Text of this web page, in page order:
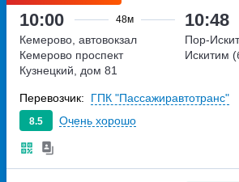
10:00 48м 10:48
Кемерово, автовокзал
Кемерово проспект
Кузнецкий, дом 81
Пор-
Искитим
8.5 Очень хорошо
Перевозчик: ГПК "Пассажиравтотранс"